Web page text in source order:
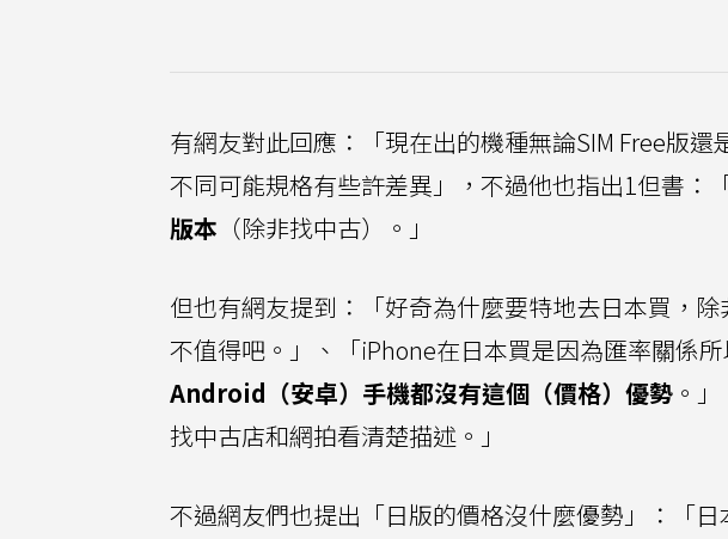
有網友對此回應：「現在出的機種無論SIM Free版
不同可能規格有些許差異」，不過他也指出1但書：
版本 （除非找中古）。」
但也有網友提到：「好奇為什麼要特地去日本買，
不值得吧。」、「iPhone在日本買是因為匯率關係
Android（安卓）手機都沒有這個（價格）優勢 。
找中古店和網拍看清楚描述。」
不過網友們也提出「日版的價格沒什麼優勢」：「